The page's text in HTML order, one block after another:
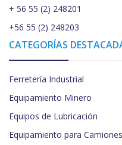
+ 56 55 (2) 248201
+56 55 (2) 248203
CATEGORÍAS
Ferretería Industrial
Equipamiento Minero
Equipos de Lubricación
Equipamiento para